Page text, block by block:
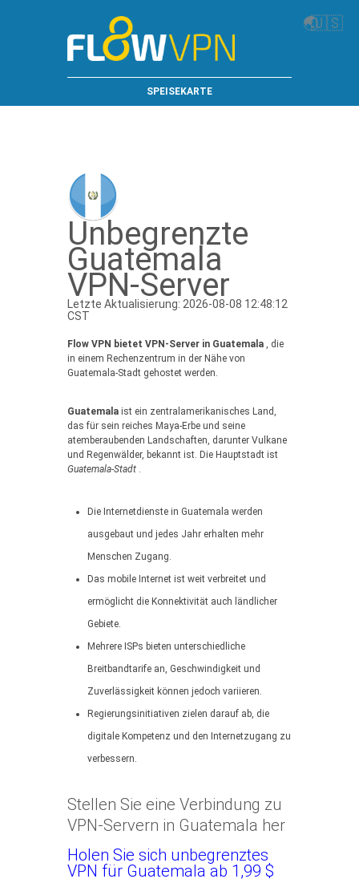
🌏🇺🇸
SPEISEKARTE
Unbegrenzte
Guatemala
VPN-Server
Letzte Aktualisierung: 2026-08-08 12:48:12
CST
Flow VPN bietet VPN-Server in Guatemala , die
in einem Rechenzentrum in der Nähe von
Guatemala-Stadt gehostet werden.
Guatemala ist ein zentralamerikanisches Land,
das für sein reiches Maya-Erbe und seine
atemberaubenden Landschaften, darunter Vulkane
und Regenwälder, bekannt ist. Die Hauptstadt ist
Guatemala-Stadt .
Die Internetdienste in Guatemala werden
ausgebaut und jedes Jahr erhalten mehr
Menschen Zugang.
Das mobile Internet ist weit verbreitet und
ermöglicht die Konnektivität auch ländlicher
Gebiete.
Mehrere ISPs bieten unterschiedliche
Breitbandtarife an, Geschwindigkeit und
Zuverlässigkeit können jedoch variieren.
Regierungsinitiativen zielen darauf ab, die
digitale Kompetenz und den Internetzugang zu
verbessern.
Stellen Sie eine Verbindung zu
VPN-Servern in Guatemala her
Holen Sie sich unbegrenztes
VPN für Guatemala ab 1,99 $